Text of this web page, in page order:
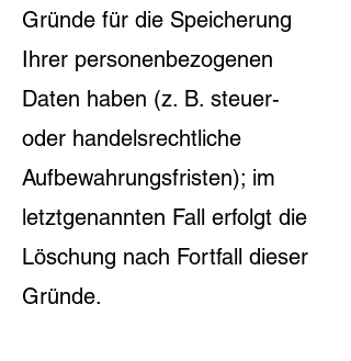
Gründe für die Speicherung
Ihrer personenbezogenen
Daten haben (z. B. steuer-
oder handelsrechtliche
Aufbewahrungsfristen); im
letztgenannten Fall erfolgt die
Löschung nach Fortfall dieser
Gründe.